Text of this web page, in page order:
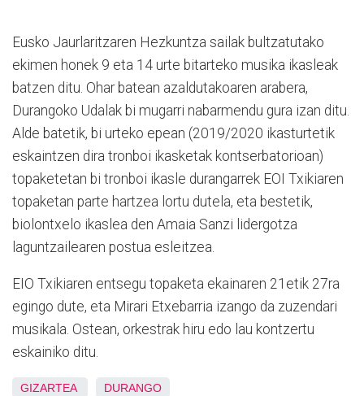
Eusko Jaurlaritzaren Hezkuntza sailak bultzatutako
ekimen honek 9 eta 14 urte bitarteko musika ikasleak
batzen ditu. Ohar batean azaldutakoaren arabera,
Durangoko Udalak bi mugarri nabarmendu gura izan ditu.
Alde batetik, bi urteko epean (2019/2020 ikasturtetik
eskaintzen dira tronboi ikasketak kontserbatorioan)
topaketetan bi tronboi ikasle durangarrek EOI Txikiaren
topaketan parte hartzea lortu dutela, eta bestetik,
biolontxelo ikaslea den Amaia Sanzi lidergotza
laguntzailearen postua esleitzea.
EIO Txikiaren entsegu topaketa ekainaren 21etik 27ra
egingo dute, eta Mirari Etxebarria izango da zuzendari
musikala. Ostean, orkestrak hiru edo lau kontzertu
eskainiko ditu.
GIZARTEA DURANGO